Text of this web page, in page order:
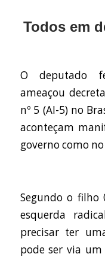
Todos em
O deputado
ameaçou
nº 5 (AI-5) no
aconteçam
governo como
Segundo o filho
esquerda
precisar ter
pode ser via